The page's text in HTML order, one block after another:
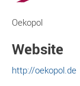
Oekopol
Website
http://oekopol.de